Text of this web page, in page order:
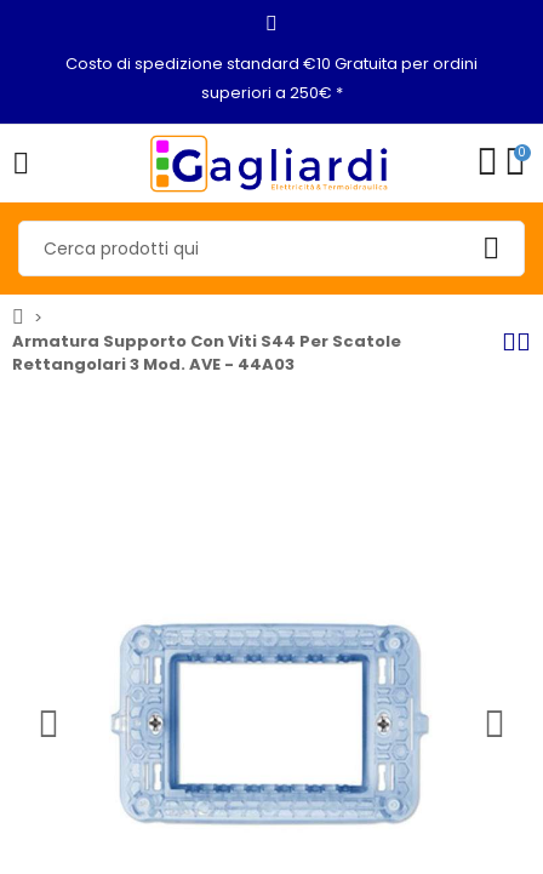
Costo di spedizione standard €10 Gratuita per ordini
superiori a 250€ *
0
Armatura Supporto Con Viti S44 Per Scatole
Rettangolari 3 Mod. AVE - 44A03